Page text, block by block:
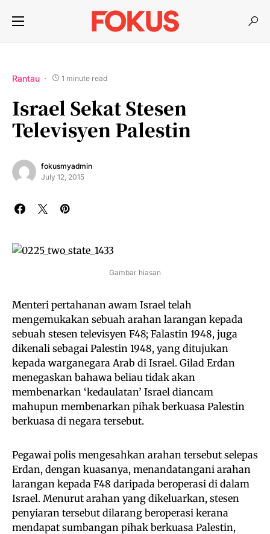
Rantau 1 minute read
Israel Sekat Stesen
Televisyen Palestin
fokusmyadmin
July 12, 2015
Gambar hiasan
Menteri pertahanan awam Israel telah
mengemukakan sebuah arahan larangan kepada
sebuah stesen televisyen F48; Falastin 1948, juga
dikenali sebagai Palestin 1948, yang ditujukan
kepada warganegara Arab di Israel. Gilad Erdan
menegaskan bahawa beliau tidak akan
membenarkan ‘kedaulatan’ Israel diancam
mahupun membenarkan pihak berkuasa Palestin
berkuasa di negara tersebut.
Pegawai polis mengesahkan arahan tersebut selepas
Erdan, dengan kuasanya, menandatangani arahan
larangan kepada F48 daripada beroperasi di dalam
Israel. Menurut arahan yang dikeluarkan, stesen
penyiaran tersebut dilarang beroperasi kerana
mendapat sumbangan pihak berkuasa Palestin,